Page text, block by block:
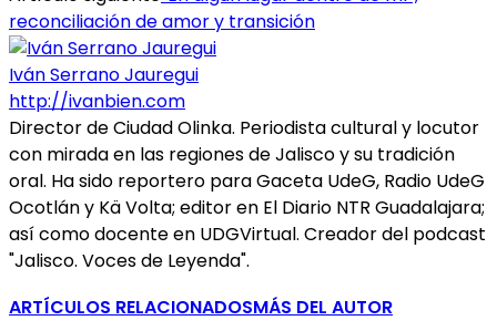
reconciliación de amor y transición
Iván Serrano Jauregui
http://ivanbien.com
Director de Ciudad Olinka. Periodista cultural y locutor
con mirada en las regiones de Jalisco y su tradición
oral. Ha sido reportero para Gaceta UdeG, Radio UdeG
Ocotlán y Kä Volta; editor en El Diario NTR Guadalajara;
así como docente en UDGVirtual. Creador del podcast
"Jalisco. Voces de Leyenda".
ARTÍCULOS RELACIONADOSMÁS DEL AUTOR